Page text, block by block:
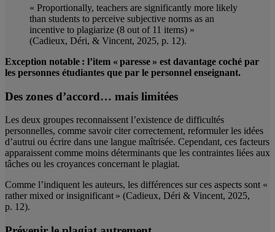
« Proportionally, teachers are significantly more likely
than students to perceive subjective norms as an
incentive to plagiarize (8 out of 11 items) »
(Cadieux, Déri, & Vincent, 2025, p. 12).
Exception notable : l’item « paresse » est davantage coché par
les personnes étudiantes que par le personnel enseignant.
Des zones d’accord… mais limitées
Les deux groupes reconnaissent l’existence de difficultés
personnelles, comme savoir citer correctement, reformuler les idées
d’autrui ou écrire dans une langue maîtrisée. Cependant, ces facteurs
apparaissent comme moins déterminants que les contraintes liées aux
tâches ou les croyances concernant le plagiat.
Comme l’indiquent les auteurs, les différences sur ces aspects sont «
rather mixed or insignificant » (Cadieux, Déri & Vincent, 2025,
p. 12).